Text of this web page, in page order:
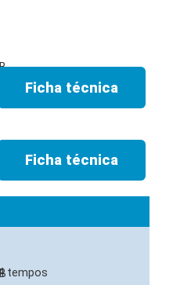
Ficha técnica
Ficha técnica
tempos